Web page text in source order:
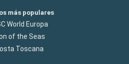
más populares
World Europa
of the Seas
Toscana